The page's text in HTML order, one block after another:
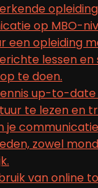
op MBO-
een opleiding
lessen en
te doen.
up-to-
te lezen en
je
zowel
van online